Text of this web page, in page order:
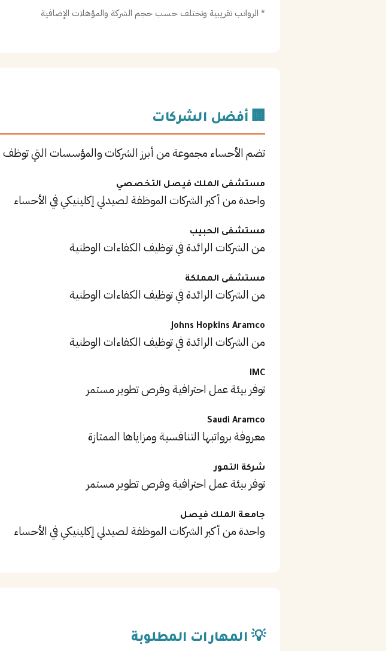
* الرواتب تقريبية وتختلف حسب حجم الشركة والمؤهلات الإضافية
🏢 أفضل الشركات
تضم الأحساء مجموعة من أبرز الشركات والمؤسسات التي
مستشفى الملك فيصل التخصصي
واحدة من أكبر الشركات الموظفة لـصيدلي إكلينيكي في الأحساء
مستشفى الحبيب
من الشركات الرائدة في توظيف الكفاءات الوطنية
مستشفى المملكة
من الشركات الرائدة في توظيف الكفاءات الوطنية
Johns Hopkins Aramco
من الشركات الرائدة في توظيف الكفاءات الوطنية
IMC
توفر بيئة عمل احترافية وفرص تطوير مستمر
Saudi Aramco
معروفة برواتبها التنافسية ومزاياها الممتازة
شركة التمور
توفر بيئة عمل احترافية وفرص تطوير مستمر
جامعة الملك فيصل
واحدة من أكبر الشركات الموظفة لـصيدلي إكلينيكي في الأحساء
💡 المهارات المطلوبة